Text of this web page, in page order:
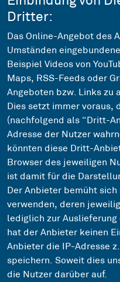
Dritter:
Das Online-Angebot des
Umständen
Beispiel Videos von
Maps, RSS-Feeds oder
Angeboten bzw. Links zu
Dies setzt immer voraus,
(nachfolgend als “Dritt-
Adresse der Nutzer
könnten diese Dritt-
Browser des jeweiligen
ist damit für die
Der Anbieter bemüht
verwenden, deren
lediglich zur
hat der Anbieter keinen
Anbieter die IP-Adresse
speichern. Soweit dies
die Nutzer darüber auf.